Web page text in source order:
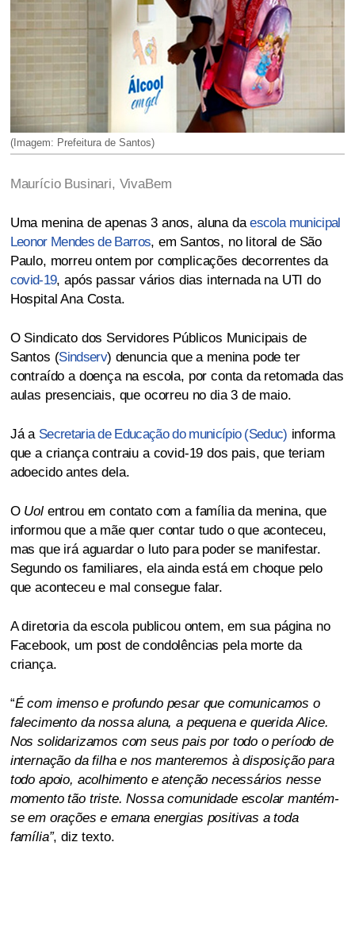
(Imagem: Prefeitura de Santos)
Maurício Businari, VivaBem
Uma menina de apenas 3 anos, aluna daescola municipal
Leonor Mendes de Barros, em Santos, no litoral de São
Paulo, morreu ontem por complicações decorrentes da
covid-19, após passar vários dias internada na UTI do
Hospital Ana Costa.
O Sindicato dos Servidores Públicos Municipais de
Santos (Sindserv) denuncia que a menina pode ter
contraído a doença na escola, por conta da retomada das
aulas presenciais, que ocorreu no dia 3 de maio.
Já a Secretaria de Educação do município (Seduc) informa
que a criança contraiu a covid-19 dos pais, que teriam
adoecido antes dela.
O Uolentrou em contato com a família da menina, que
informou que a mãe quer contar tudo o que aconteceu,
mas que irá aguardar o luto para poder se manifestar.
Segundo os familiares, ela ainda está em choque pelo
que aconteceu e mal consegue falar.
A diretoria da escola publicou ontem, em sua página no
Facebook, um post de condolências pela morte da
criança.
“É com imenso e profundo pesar que comunicamos o
falecimento da nossa aluna, a pequena e querida Alice.
Nos solidarizamos com seus pais por todo o período de
internação da filha e nos manteremos à disposição para
todo apoio, acolhimento e atenção necessários nesse
momento tão triste. Nossa comunidade escolar mantém-
se em orações e emana energias positivas a toda
família”, diz texto.